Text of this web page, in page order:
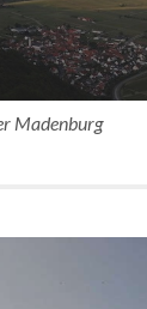
Madenburg